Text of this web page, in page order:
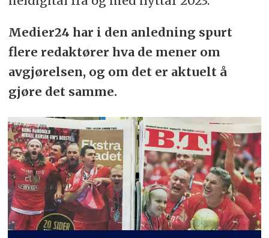
Medier24 har i den anledning spurt
flere redaktører hva de mener om
avgjørelsen, og om det er aktuelt å
gjøre det samme.